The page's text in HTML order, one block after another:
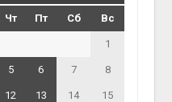
Чт Пт Сб Вс
1
5 6 7 8
12 13 14 15